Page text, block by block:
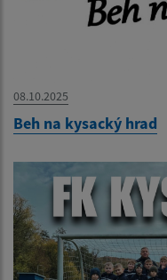
08.10.2025
Beh na kysacký hrad